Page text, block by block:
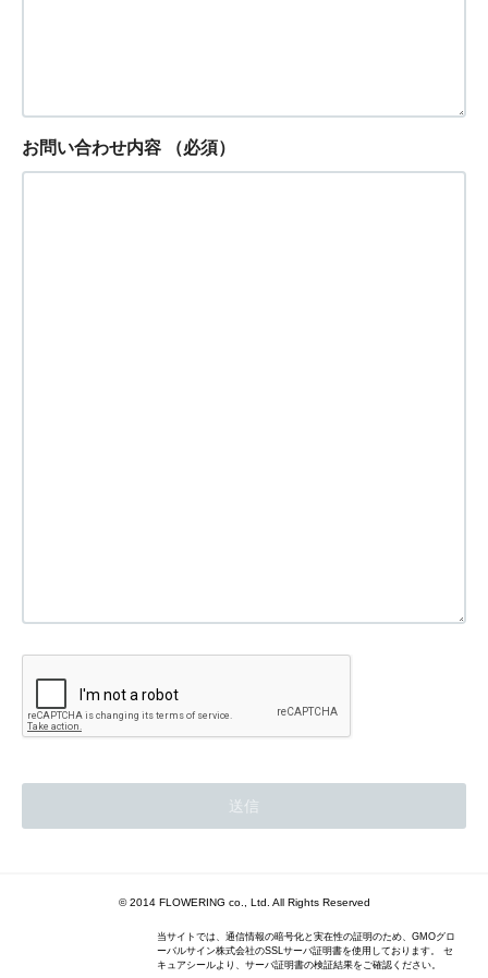
お問い合わせ内容 （必須）
© 2014 FLOWERING co., Ltd. All Rights Reserved
当サイトでは、通信情報の暗号化と実在性の証明のため、GMOグロ
ーバルサイン株式会社のSSLサーバ証明書を使用しております。 セ
キュアシールより、サーバ証明書の検証結果をご確認ください。